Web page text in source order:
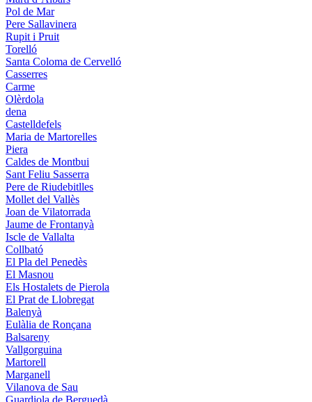
Pol de Mar
Pere Sallavinera
Rupit i Pruit
Torelló
Santa Coloma de Cervelló
Casserres
Carme
Olèrdola
dena
Castelldefels
Maria de Martorelles
Piera
Caldes de Montbui
Sant Feliu Sasserra
Pere de Riudebitlles
Mollet del Vallès
Joan de Vilatorrada
Jaume de Frontanyà
Iscle de Vallalta
Collbató
El Pla del Penedès
El Masnou
Els Hostalets de Pierola
El Prat de Llobregat
Balenyà
Eulàlia de Ronçana
Balsareny
Vallgorguina
Martorell
Marganell
Vilanova de Sau